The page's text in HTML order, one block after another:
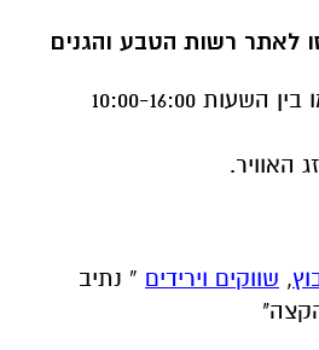
לאתר רשות הטבע והגנים
כל הפעילויות יתקיימו בין השעות 10:00-16:00
האוויר.
, שווקים וירידים » נתיב